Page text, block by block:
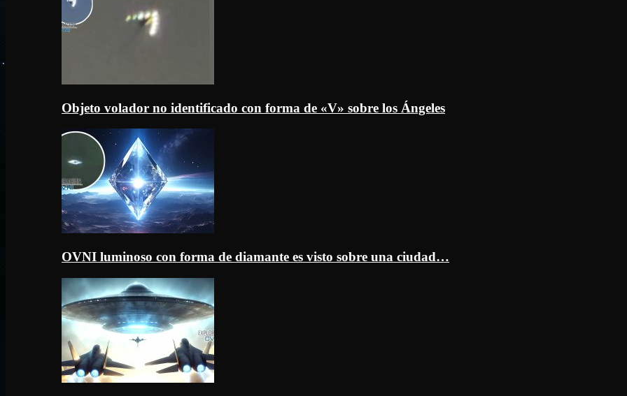
Objeto volador no identificado con forma de «V» sobre los Ángeles
OVNI luminoso con forma de diamante es visto sobre una ciudad…